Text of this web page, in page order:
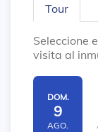
Tour
Seleccione
visita al
DOM.
9
AGO.